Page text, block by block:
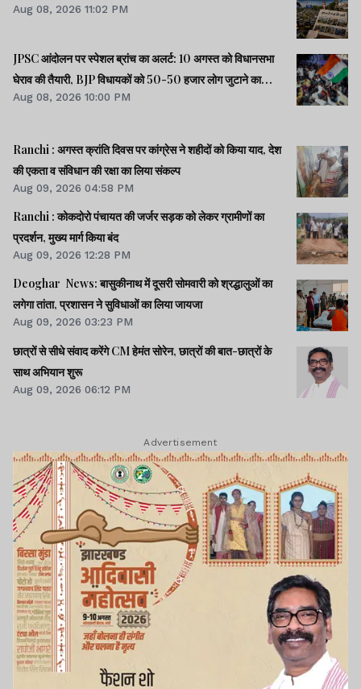
Aug 08, 2026 11:02 PM
JPSC आंदोलन पर स्पेशल ब्रांच का अलर्ट: 10 अगस्त को विधानसभा
घेराव की तैयारी, BJP विधायकों को 50-50 हजार लोग जुटाने का
टास्क
Aug 08, 2026 10:00 PM
Ranchi : अगस्त क्रांति दिवस पर कांग्रेस ने शहीदों को किया याद, देश
की एकता व संविधान की रक्षा का लिया संकल्प
Aug 09, 2026 04:58 PM
Ranchi : कोकदोरो पंचायत की जर्जर सड़क को लेकर ग्रामीणों का
प्रदर्शन, मुख्य मार्ग किया बंद
Aug 09, 2026 12:28 PM
Deoghar News: बासुकीनाथ में दूसरी सोमवारी को श्रद्धालुओं का
लगेगा तांता, प्रशासन ने सुविधाओं का लिया जायजा
Aug 09, 2026 03:23 PM
छात्रों से सीधे संवाद करेंगे CM हेमंत सोरेन, छात्रों की बात-छात्रों के
साथ अभियान शुरू
Aug 09, 2026 06:12 PM
Advertisement